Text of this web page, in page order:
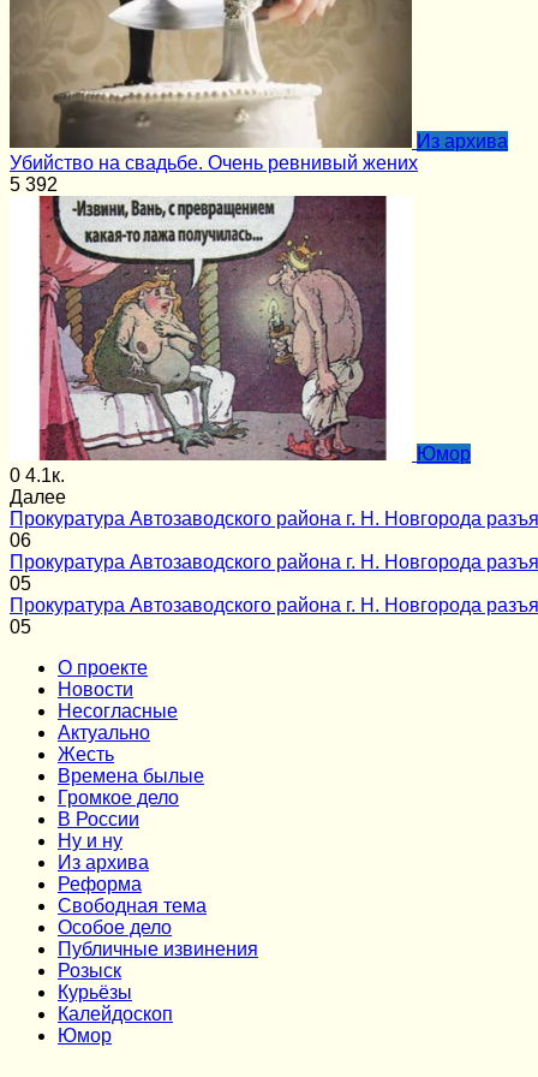
Из архива
Убийство на свадьбе. Очень ревнивый жених
5 392
Юмор
0 4.1к.
Далее
Прокуратура Автозаводского района г. Н. Новгорода
06
Прокуратура Автозаводского района г. Н. Новгорода
05
Прокуратура Автозаводского района г. Н. Новгорода
05
О проекте
Новости
Несогласные
Актуально
Жесть
Времена былые
Громкое дело
В России
Ну и ну
Из архива
Реформа
Cвободная тема
Особое дело
Публичные извинения
Розыск
Курьёзы
Калейдоскоп
Юмор